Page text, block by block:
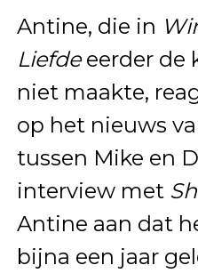
Antine, die in
Liefdeeerder de
niet maakte,
op het nieuws
tussen Mike en
interview met
Antine aan dat
bijna een jaar